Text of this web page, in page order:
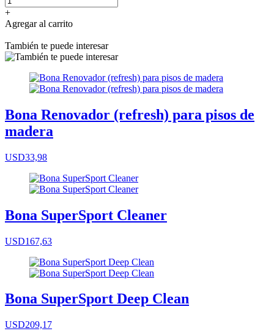
+
Agregar al carrito
También te puede interesar
Bona Renovador (refresh) para pisos de
madera
USD33,98
Bona SuperSport Cleaner
USD167,63
Bona SuperSport Deep Clean
USD209,17